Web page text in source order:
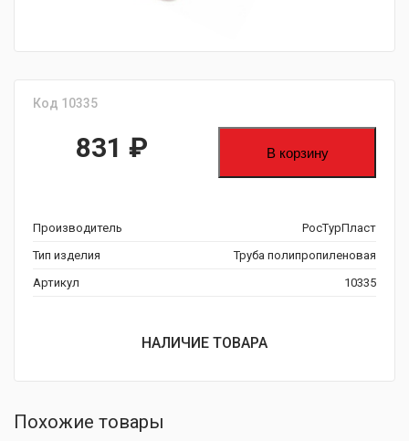
Код 10335
831 ₽ В корзину
Производитель
РосТурПласт
Тип изделия
Труба полипропиленовая
Артикул
10335
НАЛИЧИЕ ТОВАРА
Похожие товары